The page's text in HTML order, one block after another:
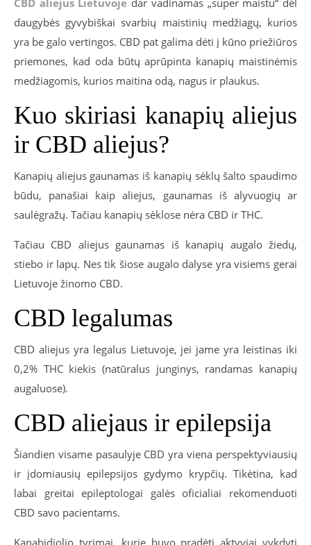
daugybės gyvybiškai svarbių maistinių medžiagų, kurios
yra be galo vertingos. CBD pat galima dėti į kūno priežiūros
priemones, kad oda būtų aprūpinta kanapių maistinėmis
medžiagomis, kurios maitina odą, nagus ir plaukus.
Kuo skiriasi kanapių aliejus
ir CBD aliejus?
Kanapių aliejus gaunamas iš kanapių sėklų šalto spaudimo
būdu, panašiai kaip aliejus, gaunamas iš alyvuogių ar
saulėgražų. Tačiau kanapių sėklose nėra CBD ir THC.
Tačiau CBD aliejus gaunamas iš kanapių augalo žiedų,
stiebo ir lapų. Nes tik šiose augalo dalyse yra visiems gerai
Lietuvoje žinomo CBD.
CBD legalumas
CBD aliejus yra legalus Lietuvoje, jei jame yra leistinas iki
0,2% THC kiekis (natūralus junginys, randamas kanapių
augaluose).
CBD aliejaus ir epilepsija
Šiandien visame pasaulyje CBD yra viena perspektyviausių
ir įdomiausių epilepsijos gydymo krypčių. Tikėtina, kad
labai greitai epileptologai galės oficialiai rekomenduoti
CBD savo pacientams.
Kanabidiolio tyrimai, kurie buvo pradėti aktyviai vykdyti